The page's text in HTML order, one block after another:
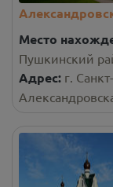
Место
Пушкинский
Адрес: г.